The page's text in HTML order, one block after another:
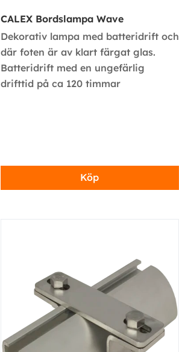
CALEX Bordslampa Wave
Dekorativ lampa med batteridrift och
där foten är av klart färgat glas.
Batteridrift med en ungefärlig
drifttid på ca 120 timmar
Köp